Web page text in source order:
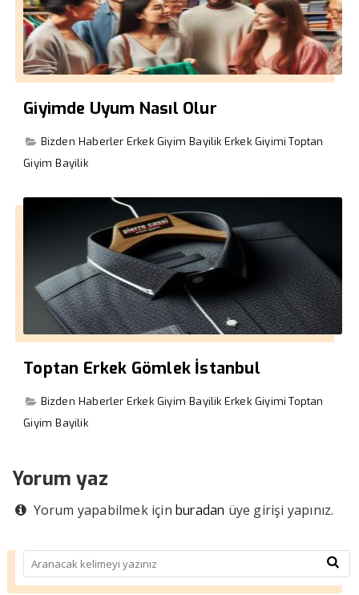
Giyimde Uyum Nasıl Olur
Bizden Haberler Erkek Giyim Bayilik Erkek Giyimi Toptan
Giyim Bayilik
Toptan Erkek Gömlek İstanbul
Bizden Haberler Erkek Giyim Bayilik Erkek Giyimi Toptan
Giyim Bayilik
Yorum yaz
Yorum yapabilmek için buradan üye girişi yapınız.